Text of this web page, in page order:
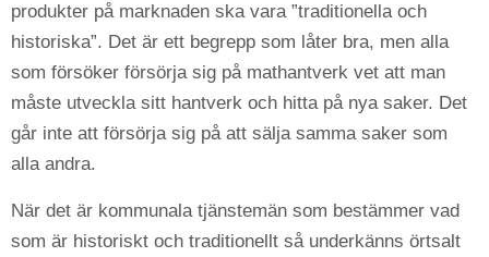
produkter på marknaden ska vara ”traditionella och
historiska”. Det är ett begrepp som låter bra, men alla
som försöker försörja sig på mathantverk vet att man
måste utveckla sitt hantverk och hitta på nya saker. Det
går inte att försörja sig på att sälja samma saker som
alla andra.
När det är kommunala tjänstemän som bestämmer vad
som är historiskt och traditionellt så underkänns örtsalt